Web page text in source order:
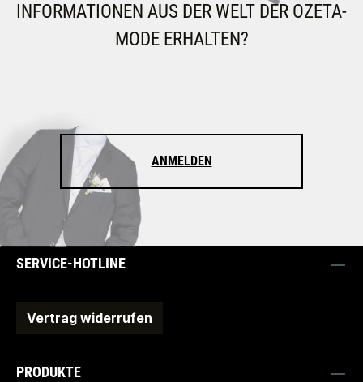
INFORMATIONEN AUS DER WELT DER OZETA-
MODE ERHALTEN?
ANMELDEN
SERVICE-HOTLINE
Vertrag widerrufen
PRODUKTE